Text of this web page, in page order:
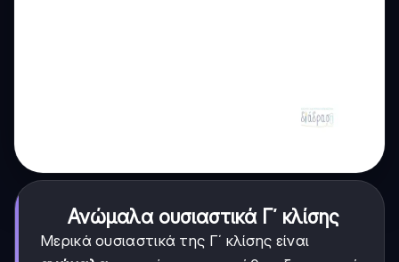
Ανώμαλα ουσιαστικά Γ΄ κλίσης
Μερικά ουσιαστικά της Γ΄ κλίσης είναι